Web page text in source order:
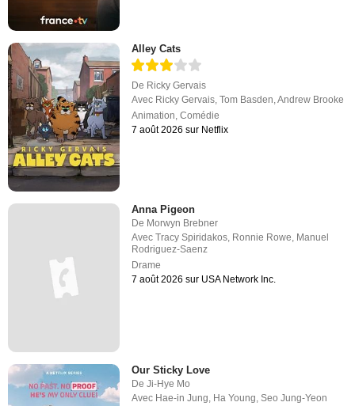
Alley Cats
De Ricky Gervais
Avec Ricky Gervais,Tom Basden,Andrew Brooke
Animation,Comédie
7 août 2026 sur Netflix
Anna Pigeon
De Morwyn Brebner
AvecTracy Spiridakos, Ronnie Rowe, Manuel
Rodriguez-Saenz
Drame
7 août 2026 sur USA Network Inc.
Our Sticky Love
DeJi-Hye Mo
Avec Hae-in Jung, Ha Young,Seo Jung-Yeon